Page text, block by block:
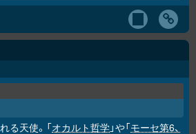
る天使。「オカルト哲学」や「モーセ第6、